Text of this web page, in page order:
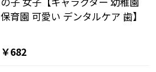
保育園 可愛い デンタルケア 歯】
￥682